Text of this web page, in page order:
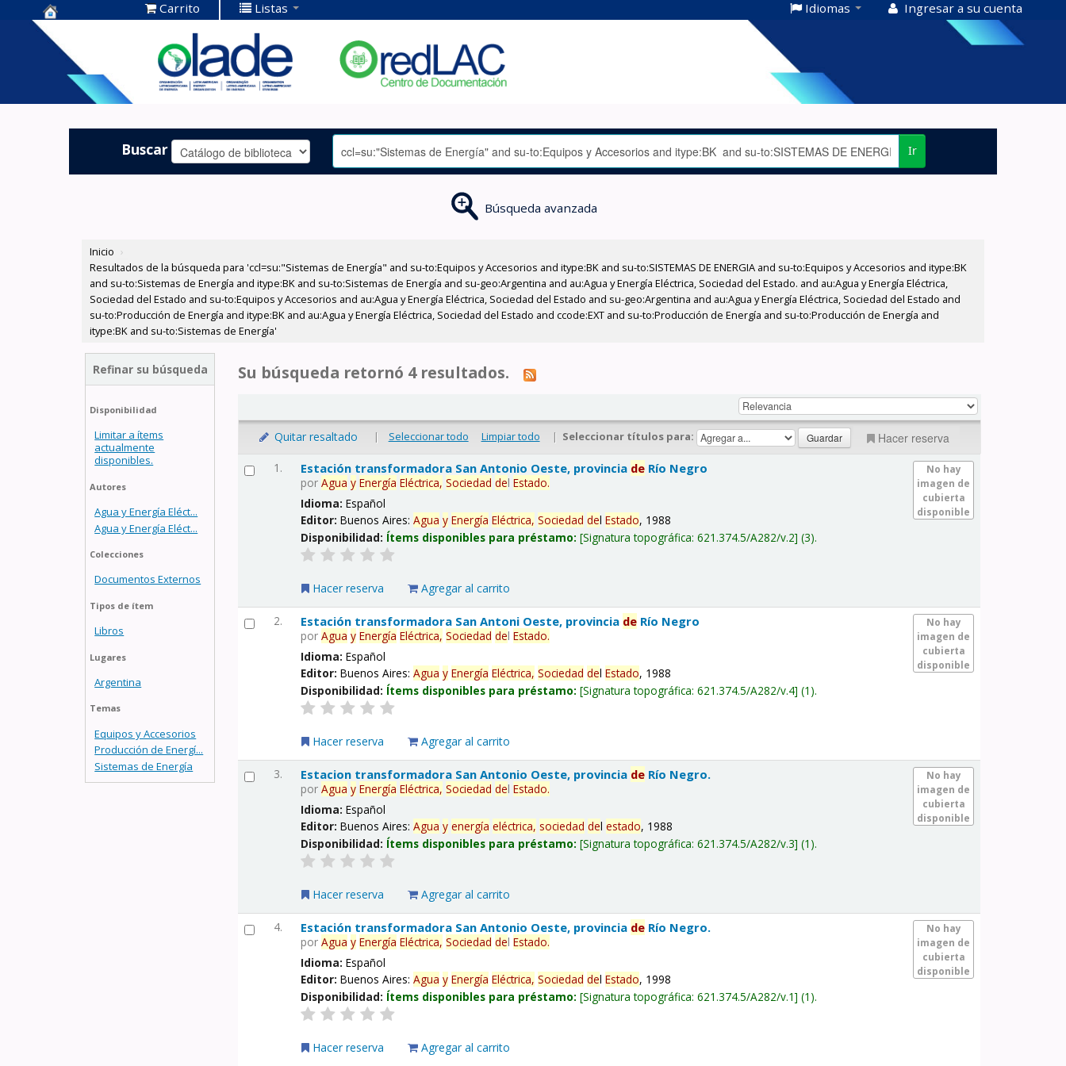
Centro de
Documentación
OLADE -
Carrito Listas Idiomas Ingresar a su cuenta
Buscar Ir
Búsqueda avanzada
Inicio ›
Resultados de la búsqueda para 'ccl=su:"Sistemas de Energía" and su-to:Equipos y Accesorios and itype:BK and su-to:SISTEMAS DE ENERGIA and su-to:Equipos y Accesorios and itype:BK
and su-to:Sistemas de Energía and itype:BK and su-to:Sistemas de Energía and su-geo:Argentina and au:Agua y Energía Eléctrica, Sociedad del Estado. and au:Agua y Energía Eléctrica,
Sociedad del Estado and su-to:Equipos y Accesorios and au:Agua y Energía Eléctrica, Sociedad del Estado and su-geo:Argentina and au:Agua y Energía Eléctrica, Sociedad del Estado and
su-to:Producción de Energía and itype:BK and au:Agua y Energía Eléctrica, Sociedad del Estado and ccode:EXT and su-to:Producción de Energía and su-to:Producción de Energía and
itype:BK and su-to:Sistemas de Energía'
Refinar su búsqueda
Disponibilidad
Limitar a ítems
actualmente
disponibles.
Autores
Agua y Energía Eléct...
Agua y Energía Eléct...
Colecciones
Documentos Externos
Tipos de ítem
Libros
Lugares
Argentina
Temas
Equipos y Accesorios
Producción de Energí...
Sistemas de Energía
Su búsqueda retornó 4 resultados.
Quitar resaltado | Seleccionar todo Limpiar todo | Seleccionar títulos para: Hacer reserva
1.
No hay
imagen de
cubierta
disponible
Estación transformadora San Antonio Oeste, provincia de Río Negro
porAgua y Energía Eléctrica, Sociedad delEstado.
Idioma:Español
Editor:Buenos Aires:Agua y Energía Eléctrica, Sociedad delEstado, 1988
Disponibilidad: Ítems disponibles para préstamo: Signatura topográfica:621.374.5/A282/v.2 (3).
Hacer reserva Agregar al carrito
2.
No hay
imagen de
cubierta
disponible
Estación transformadora San Antoni Oeste, provincia de Río Negro
porAgua y Energía Eléctrica, Sociedad delEstado.
Idioma:Español
Editor:Buenos Aires:Agua y Energía Eléctrica, Sociedad delEstado, 1988
Disponibilidad: Ítems disponibles para préstamo: Signatura topográfica:621.374.5/A282/v.4 (1).
Hacer reserva Agregar al carrito
3.
No hay
imagen de
cubierta
disponible
Estacion transformadora San Antonio Oeste, provincia de Río Negro.
porAgua y Energía Eléctrica, Sociedad delEstado.
Idioma:Español
Editor:Buenos Aires:Agua y energía eléctrica, sociedad delestado, 1988
Disponibilidad: Ítems disponibles para préstamo: Signatura topográfica:621.374.5/A282/v.3 (1).
Hacer reserva Agregar al carrito
4.
No hay
imagen de
cubierta
disponible
Estación transformadora San Antonio Oeste, provincia de Río Negro.
porAgua y Energía Eléctrica, Sociedad delEstado.
Idioma:Español
Editor:Buenos Aires:Agua y Energía Eléctrica, Sociedad delEstado, 1998
Disponibilidad: Ítems disponibles para préstamo: Signatura topográfica:621.374.5/A282/v.1 (1).
Hacer reserva Agregar al carrito